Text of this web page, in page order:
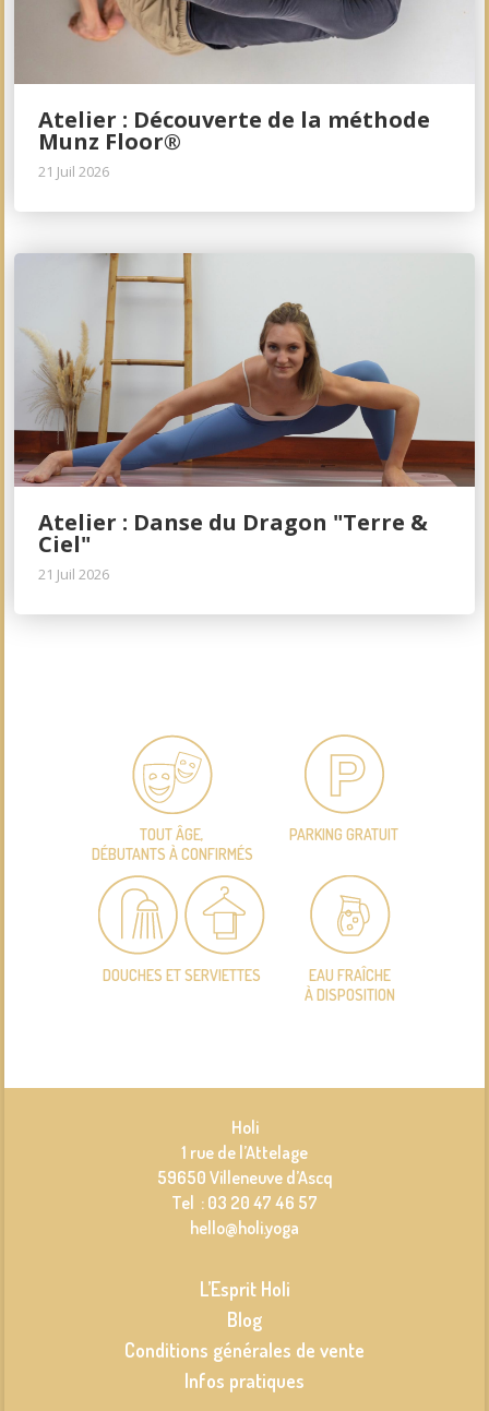
Atelier : Découverte de la méthode
Munz Floor®
21 Juil 2026
Atelier : Danse du Dragon "Terre &
Ciel"
21 Juil 2026
TOUT ÂGE,
DÉBUTANTS À CONFIRMÉS
PARKING GRATUIT
DOUCHES ET SERVIETTES
EAU FRAÎCHE
À DISPOSITION
Holi
1 rue de l’Attelage
59650 Villeneuve d’Ascq
Tel : 03 20 47 46 57
hello@holi.yoga
L’Esprit Holi
Blog
Conditions générales de vente
Infos pratiques